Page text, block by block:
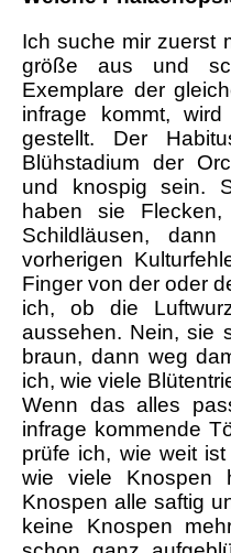
Ich suche mir zuerst
größe aus und
Exemplare der
infrage kommt,
gestellt. Der
Blühstadium der
und knospig sein.
haben sie
Schildläusen,
vorherigen
Finger von der oder
ich, ob die
aussehen. Nein, sie
braun, dann weg
ich, wie viele
Wenn das alles
infrage kommende
prüfe ich, wie weit
wie viele Knospen
Knospen alle saftig
keine Knospen